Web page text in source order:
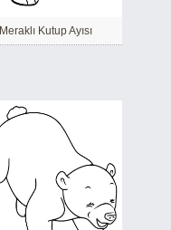
Meraklı Kutup Ayısı